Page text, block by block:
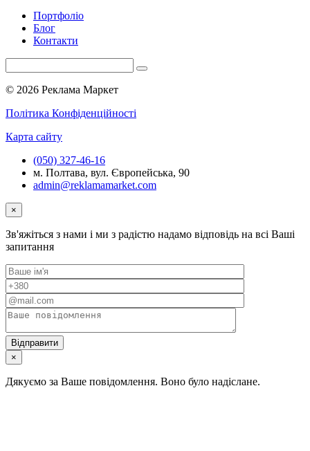
Портфоліо
Блог
Контакти
© 2026 Реклама Маркет
Політика Конфіденційності
Карта сайту
(050) 327-46-16
м. Полтава, вул. Європейська, 90
admin@reklamamarket.com
×
Зв'яжіться з нами і ми з радістю надамо відповідь на всі Ваші
запитання
×
Дякуємо за Ваше повідомлення. Воно було надіслане.